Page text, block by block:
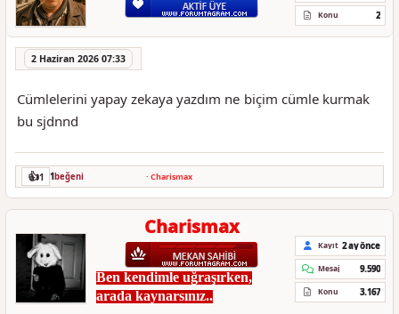
Konu 2
2 Haziran 2026 07:33
Cümlelerini yapay zekaya yazdım ne biçim cümle kurmak
bu sjdnnd
👍1 1beğeni · Charismax
Charismax
Ben kendimle uğraşırken,
arada kaynarsınız..
Kayıt 2 ay önce
Mesaj 9.590
Konu 3.167